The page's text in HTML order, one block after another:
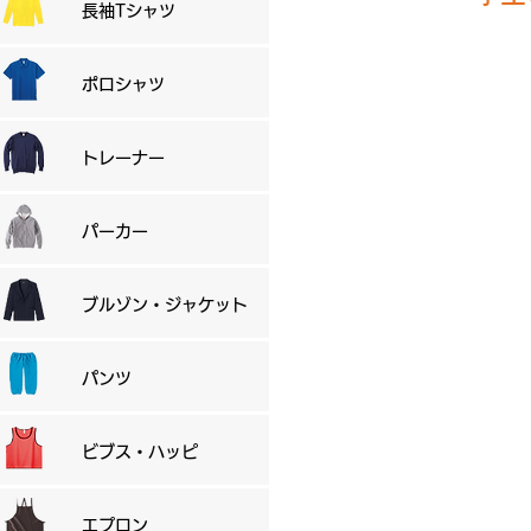
長袖Tシャツ
ポロシャツ
​トレーナー
パーカー
ブルゾン・ジャケット
パンツ
ビブス・ハッピ
エプロン